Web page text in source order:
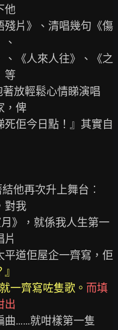
他
殘片》、清唱幾句《傷
、《人來人往》、《之
等
放輕鬆心情睇演唱
，俾
佢今日點！』其實自
他再次升上舞台︰
對我
》，就係我人生第一
片
平道佢屋企一齊寫，佢
一齊寫咗隻歌。 而填
出
曲……就咁樣第一隻